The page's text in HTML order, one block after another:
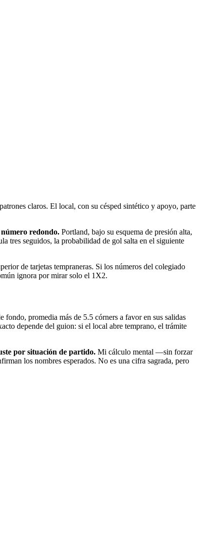
claros. El local, con su césped sintético y apoyo, parte
redondo. Portland, bajo su esquema de presión alta,
tres seguidos, la probabilidad de gol salta en el siguiente
de tarjetas tempraneras. Si los números del colegiado
ignora por mirar solo el 1X2.
fondo, promedia más de 5.5 córners a favor en sus salidas
depende del guion: si el local abre temprano, el trámite
por situación de partido. Mi cálculo mental —sin forzar
los nombres esperados. No es una cifra sagrada, pero